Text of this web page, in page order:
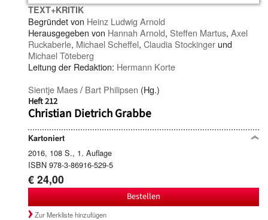
TEXT+KRITIK
Begründet von Heinz Ludwig Arnold
Herausgegeben von Hannah Arnold, Steffen Martus, Axel
Ruckaberle, Michael Scheffel, Claudia Stockinger und
Michael Töteberg
Leitung der Redaktion: Hermann Korte
Sientje Maes/ Bart Philipsen (Hg.)
Heft 212
Christian Dietrich Grabbe
Kartoniert
2016, 108 S., 1. Auflage
ISBN 978-3-86916-529-5
€ 24,00
Bestellen
Zur Merkliste hinzufügen